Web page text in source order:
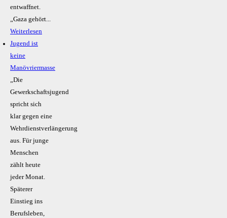
entwaffnet.
„Gaza gehört...
Weiterlesen
Jugend ist
keine
Manövriermasse
„Die
Gewerkschaftsjugend
spricht sich
klar gegen eine
Wehrdienstverlängerung
aus. Für junge
Menschen
zählt heute
jeder Monat.
Späterer
Einstieg ins
Berufsleben,